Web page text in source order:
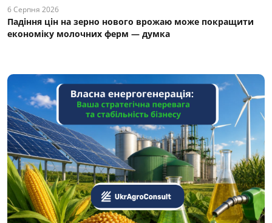
6 Серпня 2026
Падіння цін на зерно нового врожаю може покращити
економіку молочних ферм — думка